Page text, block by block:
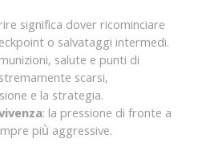
significa dover ricominciare
o salvataggi intermedi.
salute e punti di
scarsi,
e la strategia.
: la pressione di fronte a
più aggressive.